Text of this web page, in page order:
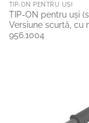
TIP-ON PENTRU UŞI
TIP-ON pentru uşi
Versiune scurtă, cu
956.1004